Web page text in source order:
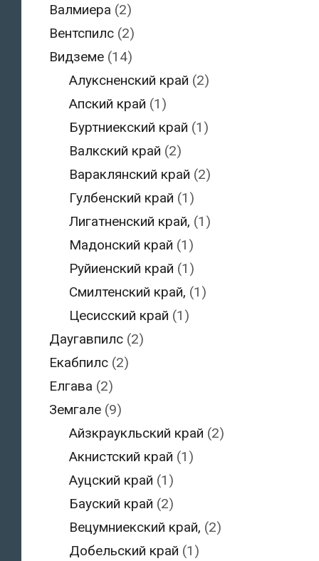
Валмиера (2)
Вентспилс(2)
Видземе(14)
Алуксненский край (2)
Апский край (1)
Буртниекский край (1)
Валкский край (2)
Вараклянский край (2)
Гулбенский край (1)
Лигатненский край, (1)
Мадонский край (1)
Руйиенский край (1)
Смилтенский край, (1)
Цесисский край (1)
Даугавпилс(2)
Екабпилс(2)
Елгава (2)
Земгале(9)
Айзкраукльский край (2)
Акнистский край (1)
Ауцский край (1)
Бауский край (2)
Вецумниекский край, (2)
Добельский край (1)